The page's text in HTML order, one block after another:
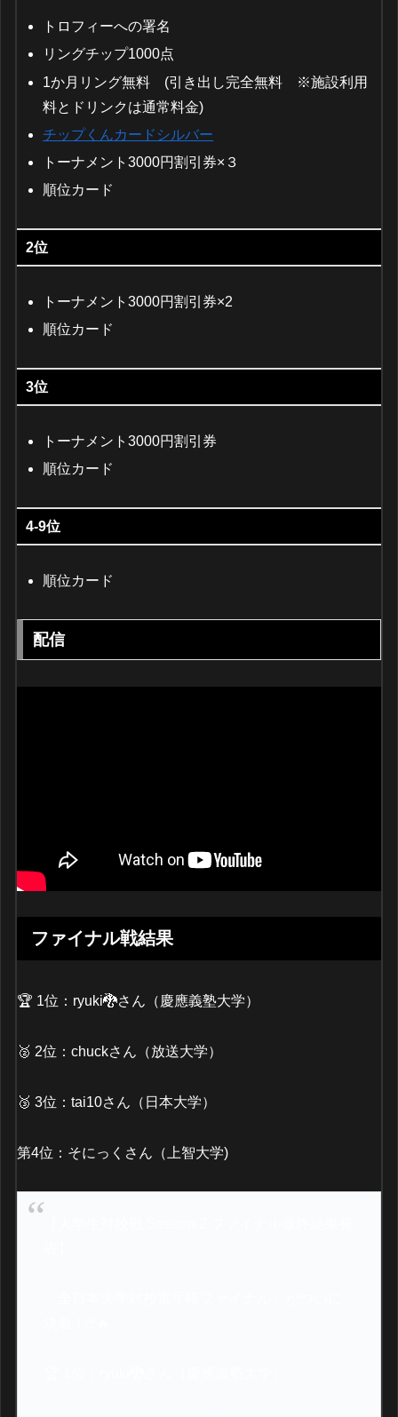
トロフィーへの署名
リングチップ1000点
1か月リング無料 (引き出し完全無料 ※施設利用
料とドリンクは通常料金)
チップくんカードシルバー
トーナメント3000円割引券×３
順位カード
2位
トーナメント3000円割引券×2
順位カード
3位
トーナメント3000円割引券
順位カード
4-9位
順位カード
配信
ファイナル戦結果
🏆 1位：ryuki🐉さん（慶應義塾大学）
🥈 2位：chuckさん（放送大学）
🥉 3位：tai10さん（日本大学）
第4位：そにっくさん（上智大学)